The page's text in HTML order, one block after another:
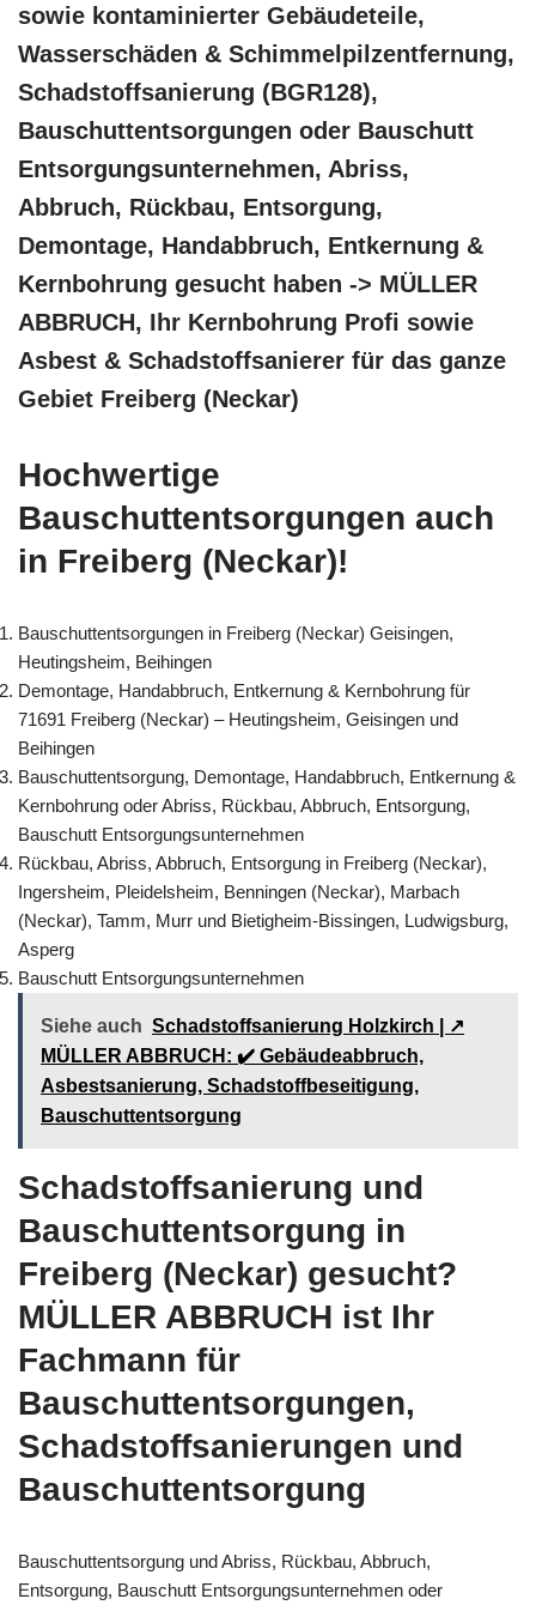
sowie kontaminierter Gebäudeteile,
Wasserschäden & Schimmelpilzentfernung,
Schadstoffsanierung (BGR128),
Bauschuttentsorgungen oder Bauschutt
Entsorgungsunternehmen, Abriss,
Abbruch, Rückbau, Entsorgung,
Demontage, Handabbruch, Entkernung &
Kernbohrung gesucht haben -> MÜLLER
ABBRUCH, Ihr Kernbohrung Profi sowie
Asbest & Schadstoffsanierer für das ganze
Gebiet Freiberg (Neckar)
Hochwertige
Bauschuttentsorgungen auch
in Freiberg (Neckar)!
Bauschuttentsorgungen in Freiberg (Neckar) Geisingen,
Heutingsheim, Beihingen
Demontage, Handabbruch, Entkernung & Kernbohrung für
71691 Freiberg (Neckar) – Heutingsheim, Geisingen und
Beihingen
Bauschuttentsorgung, Demontage, Handabbruch, Entkernung &
Kernbohrung oder Abriss, Rückbau, Abbruch, Entsorgung,
Bauschutt Entsorgungsunternehmen
Rückbau, Abriss, Abbruch, Entsorgung in Freiberg (Neckar),
Ingersheim, Pleidelsheim, Benningen (Neckar), Marbach
(Neckar), Tamm, Murr und Bietigheim-Bissingen, Ludwigsburg,
Asperg
Bauschutt Entsorgungsunternehmen
Siehe auch Schadstoffsanierung Holzkirch | ↗️
MÜLLER ABBRUCH: ✔️ Gebäudeabbruch,
Asbestsanierung, Schadstoffbeseitigung,
Bauschuttentsorgung
Schadstoffsanierung und
Bauschuttentsorgung in
Freiberg (Neckar) gesucht?
MÜLLER ABBRUCH ist Ihr
Fachmann für
Bauschuttentsorgungen,
Schadstoffsanierungen und
Bauschuttentsorgung
Bauschuttentsorgung und Abriss, Rückbau, Abbruch,
Entsorgung, Bauschutt Entsorgungsunternehmen oder